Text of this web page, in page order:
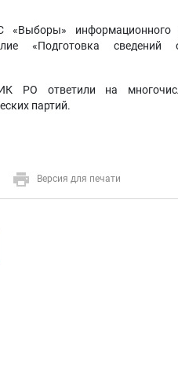
«Выборы»
«Подготовка
РО ответили на
партий.
Версия для печати